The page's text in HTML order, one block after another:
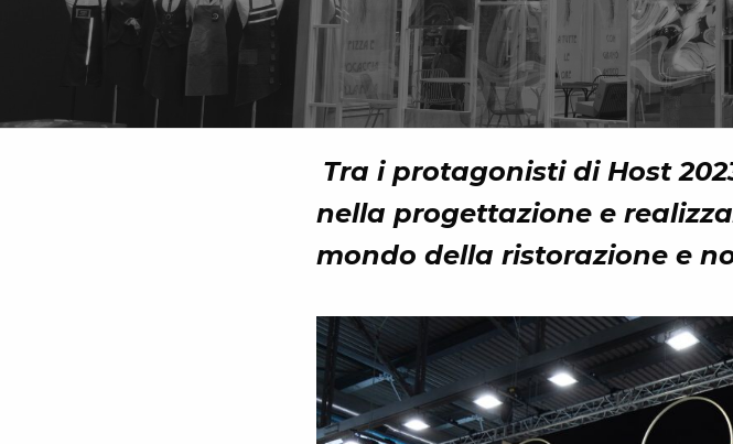
Tra i protagonisti di Host
nella progettazione e
mondo della ristorazione e